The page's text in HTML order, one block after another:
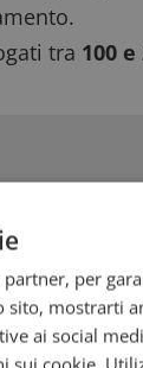
tra 100
per
sito, mostrarti
ai social